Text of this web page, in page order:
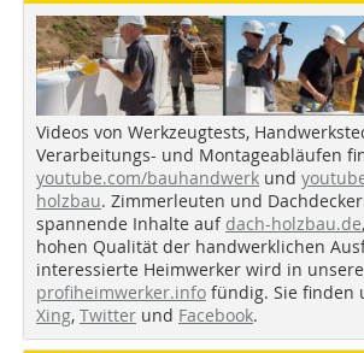
Videos von Werkzeugtests,
Verarbeitungs- und Montageabläufen
youtube.com/bauhandwerk und
holzbau. Zimmerleuten und
spannende Inhalte auf dach-holzbau.de
hohen Qualität der handwerklichen
interessierte Heimwerker wird in
profiheimwerker.info fündig. Sie finden
Xing, Twitter und Facebook.